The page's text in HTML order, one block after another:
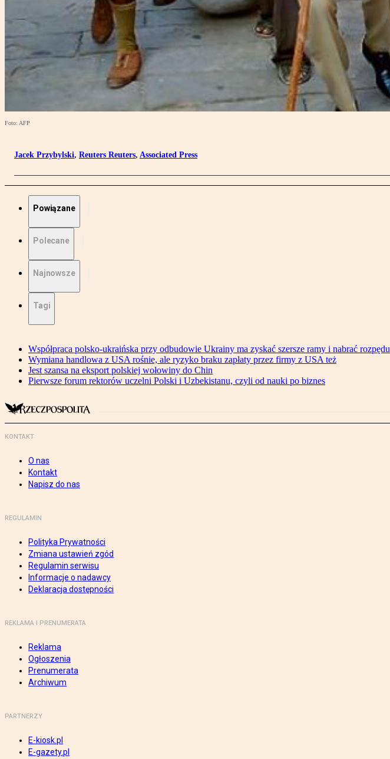
Foto: AFP
Jacek Przybylski, Reuters Reuters, Associated Press
Powiązane
Polecane
Najnowsze
Tagi
Współpraca polsko-ukraińska przy odbudowie Ukrainy ma zyskać szersze ramy i nabrać rozpędu
Wymiana handlowa z USA rośnie, ale ryzyko braku zapłaty przez firmy z USA też
Jest szansa na eksport polskiej wołowiny do Chin
Pierwsze forum rektorów uczelni Polski i Uzbekistanu, czyli od nauki po biznes
KONTAKT
O nas
Kontakt
Napisz do nas
REGULAMIN
Polityka Prywatności
Zmiana ustawień zgód
Regulamin serwisu
Informacje o nadawcy
Deklaracja dostępności
REKLAMA I PRENUMERATA
Reklama
Ogłoszenia
Prenumerata
Archiwum
PARTNERZY
E-kiosk.pl
E-gazety.pl